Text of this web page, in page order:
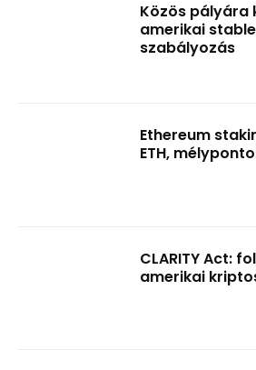
Közös pályára
amerikai
szabályozás
Ethereum
ETH,
CLARITY Act:
amerikai